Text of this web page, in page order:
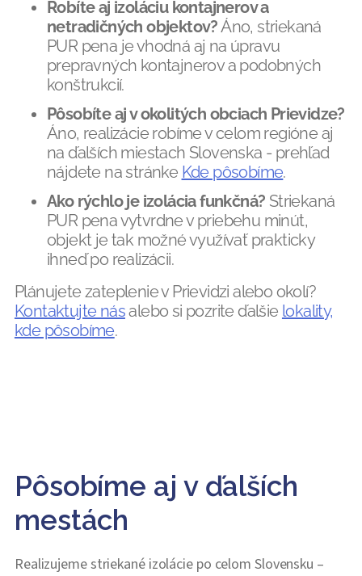
Robíte aj izoláciu kontajnerov a
netradičných objektov?Áno, striekaná
PUR pena je vhodná aj na úpravu
prepravných kontajnerov a podobných
konštrukcií.
Pôsobíte aj v okolitých obciach Prievidze?
Áno, realizácie robíme v celom regióne aj
na ďalších miestach Slovenska - prehľad
nájdete na stránke Kde pôsobíme.
Ako rýchlo je izolácia funkčná? Striekaná
PUR pena vytvrdne v priebehu minút,
objekt je tak možné využívať prakticky
ihneď po realizácii.
Plánujete zateplenie v Prievidzi alebo okolí?
Kontaktujte násalebo si pozrite ďalšie lokality,
kde pôsobíme.
Pôsobíme aj v ďalších
mestách
Realizujeme striekané izolácie po celom Slovensku –